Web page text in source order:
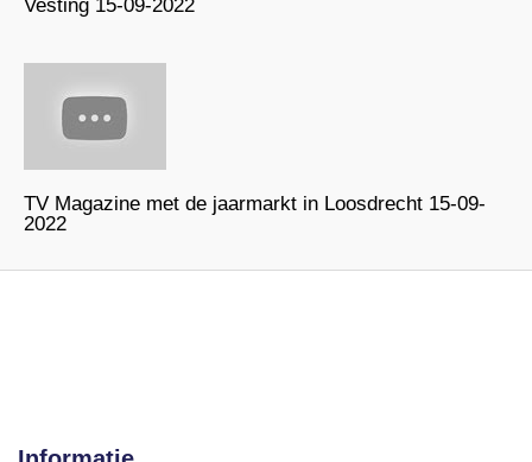
Vesting 15-09-2022
TV Magazine met de jaarmarkt in Loosdrecht 15-09-
2022